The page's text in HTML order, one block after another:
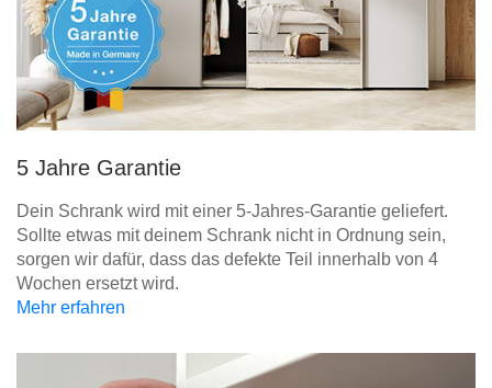
5 Jahre Garantie
Dein Schrank wird mit einer 5-Jahres-Garantie geliefert.
Sollte etwas mit deinem Schrank nicht in Ordnung sein,
sorgen wir dafür, dass das defekte Teil innerhalb von 4
Wochen ersetzt wird.
Mehr erfahren